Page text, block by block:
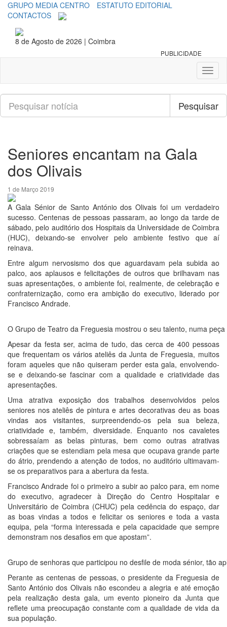
GRUPO MEDIA CENTRO
ESTATUTO EDITORIAL
CONTACTOS
8 de Agosto de 2026 | Coimbra
PUBLICIDADE
Pesquisar
Pesquisar
Seniores encantam na Gala
dos Olivais
1 de Março 2019
A Gala Sénior de Santo António dos Olivais foi um verdadeiro
sucesso. Centenas de pessoas passaram, ao longo da tarde de
sábado, pelo auditório dos Hospitais da Universidade de Coimbra
(HUC), deixando-se envolver pelo ambiente festivo que aí
reinava.
Entre algum nervosismo dos que aguardavam pela subida ao
palco, aos aplausos e felicitações de outros que brilhavam nas
suas apresentações, o ambiente foi, realmente, de celebração e
confraternização, como era ambição do executivo, liderado por
Francisco Andrade.
O Grupo de Teatro da Freguesia mostrou o seu talento, numa
Apesar da festa ser, acima de tudo, das cerca de 400 pessoas
que frequentam os vários ateliês da Junta de Freguesia, muitos
foram aqueles que não quiseram perder esta gala, envolvendo-
se e deixando-se fascinar com a qualidade e criatividade das
apresentações.
Uma atrativa exposição dos trabalhos desenvolvidos pelos
seniores nos ateliês de pintura e artes decorativas deu as boas
vindas aos visitantes, surpreendendo-os pela sua beleza,
criatividade e, também, diversidade. Enquanto nos cavaletes
sobressaíam as belas pinturas, bem como outras atrativas
criações que se estendiam pela mesa que ocupava grande parte
do átrio, prendendo a atenção de todos, no auditório ultimavam-
se os preparativos para a abertura da festa.
Francisco Andrade foi o primeiro a subir ao palco para, em nome
do executivo, agradecer à Direção do Centro Hospitalar e
Universitário de Coimbra (CHUC) pela cedência do espaço, dar
as boas vindas a todos e felicitar os seniores e toda a vasta
equipa, pela “forma interessada e pela capacidade que sempre
demonstram nos desafios em que apostam”.
Grupo de senhoras que participou no desfile de moda sénior, tão
Perante as centenas de pessoas, o presidente da Freguesia de
Santo António dos Olivais não escondeu a alegria e até emoção
pela realização desta gala, um evento pioneiro da Junta que
reflete uma preocupação constante com a qualidade de vida da
sua população.